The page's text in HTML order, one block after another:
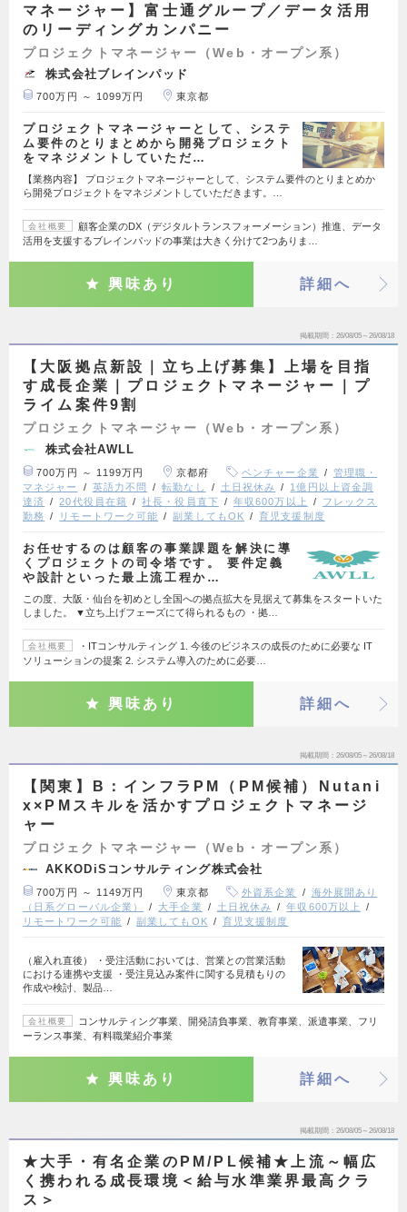
マネージャー】富士通グループ／データ活用
のリーディングカンパニー
プロジェクトマネージャー（Web・オープン系）
株式会社ブレインパッド
700万円 ～ 1099万円 東京都
プロジェクトマネージャーとして、システ
ム要件のとりまとめから開発プロジェクト
をマネジメントしていただ…
【業務内容】 プロジェクトマネージャーとして、システム要件のとりまとめか
ら開発プロジェクトをマネジメントしていただきます。…
会社概要
顧客企業のDX（デジタルトランスフォーメーション）推進、データ
活用を支援するブレインパッドの事業は大きく分けて2つありま…
興味あり 詳細へ
掲載期間 26/08/05～26/08/18
【大阪拠点新設｜立ち上げ募集】上場を目指
す成長企業｜プロジェクトマネージャー｜プ
ライム案件9割
プロジェクトマネージャー（Web・オープン系）
株式会社AWLL
700万円 ～ 1199万円 京都府 ベンチャー企業
管理職・
マネジャー
英語力不問 転勤なし 土日祝休み
1億円以上資金調
達済
20代役員在籍 社長・役員直下 年収600万以上
フレックス
勤務
リモートワーク可能 副業してもOK 育児支援制度
お任せするのは顧客の事業課題を解決に導
くプロジェクトの司令塔です。 要件定義
や設計といった最上流工程か…
この度、大阪・仙台を初めとし全国への拠点拡大を見据えて募集をスタートいた
しました。 ▼立ち上げフェーズにて得られるもの ・拠…
会社概要
・ITコンサルティング 1. 今後のビジネスの成長のために必要な IT
ソリューションの提案 2. システム導入のために必要…
興味あり 詳細へ
掲載期間 26/08/05～26/08/18
【関東】B：インフラPM（PM候補）Nutani
x×PMスキルを活かすプロジェクトマネージ
ャー
プロジェクトマネージャー（Web・オープン系）
AKKODiSコンサルティング株式会社
700万円 ～ 1149万円 東京都 外資系企業
海外展開あり
（日系グローバル企業）
大手企業 土日祝休み
年収600万以上
リモートワーク可能
副業してもOK 育児支援制度
（雇入れ直後） ・受注活動においては、営業との営業活動
における連携や支援 ・受注見込み案件に関する見積もりの
作成や検討、製品…
会社概要
コンサルティング事業、開発請負事業、教育事業、派遣事業、フリ
ーランス事業、有料職業紹介事業
興味あり 詳細へ
掲載期間 26/08/05～26/08/18
★大手・有名企業のPM/PL候補★上流～幅広
く携われる成長環境＜給与水準業界最高クラ
ス＞